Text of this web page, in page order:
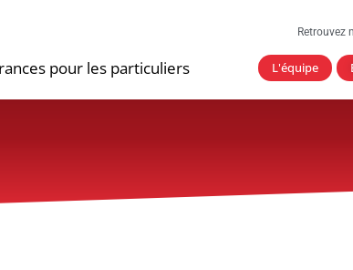
pour les particuliers
Retrouvez
L'équipe